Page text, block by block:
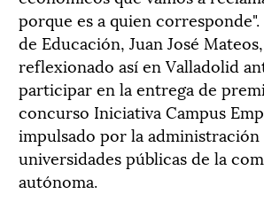
porque es a quien
de Educación, Juan José
reflexionado así en Valladolid
participar en la entrega de
concurso Iniciativa Campus
impulsado por la
universidades públicas de la
autónoma.